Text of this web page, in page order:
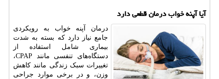
آیا آپنه خواب درمان قطعی دارد
درمان آپنه خواب به رویکردی
جامع نیاز دارد که بسته به شدت
بیماری شامل استفاده از
دستگاه‌های تنفسی مانند CPAP،
تغییرات سبک زندگی مانند کاهش
وزن، و در برخی موارد جراحی